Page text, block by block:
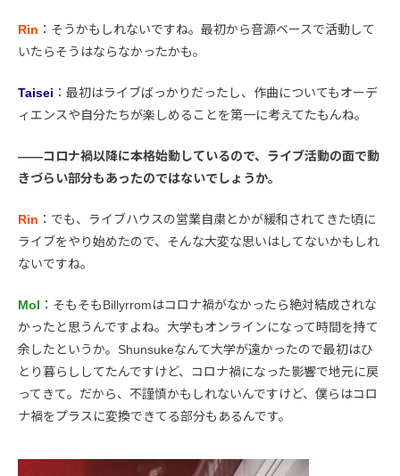
Rin ：そうかもしれないですね。最初から音源ベースで活動して
いたらそうはならなかったかも。
Taisei ：最初はライブばっかりだったし、作曲についてもオーデ
ィエンスや自分たちが楽しめることを第一に考えてたもんね。
――コロナ禍以降に本格始動しているので、ライブ活動の面で動
きづらい部分もあったのではないでしょうか。
Rin ：でも、ライブハウスの営業自粛とかが緩和されてきた頃に
ライブをやり始めたので、そんな大変な思いはしてないかもしれ
ないですね。
Mol ：そもそもBillyrromはコロナ禍がなかったら絶対結成されな
かったと思うんですよね。大学もオンラインになって時間を持て
余したというか。Shunsukeなんて大学が遠かったので最初はひ
とり暮らししてたんですけど、コロナ禍になった影響で地元に戻
ってきて。だから、不謹慎かもしれないんですけど、僕らはコロ
ナ禍をプラスに変換できてる部分もあるんです。